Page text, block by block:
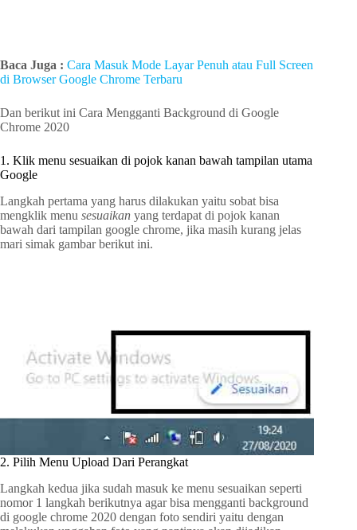
Baca Juga : Cara Masuk Mode Layar Penuh atau Full Screen
di Browser Google Chrome Terbaru
Dan berikut ini Cara Mengganti Background di Google
Chrome 2020
1. Klik menu sesuaikan di pojok kanan bawah tampilan utama
Google
Langkah pertama yang harus dilakukan yaitu sobat bisa
mengklik menu sesuaikan yang terdapat di pojok kanan
bawah dari tampilan google chrome, jika masih kurang jelas
mari simak gambar berikut ini.
2. Pilih Menu Upload Dari Perangkat
Langkah kedua jika sudah masuk ke menu sesuaikan seperti
nomor 1 langkah berikutnya agar bisa mengganti background
di google chrome 2020 dengan foto sendiri yaitu dengan